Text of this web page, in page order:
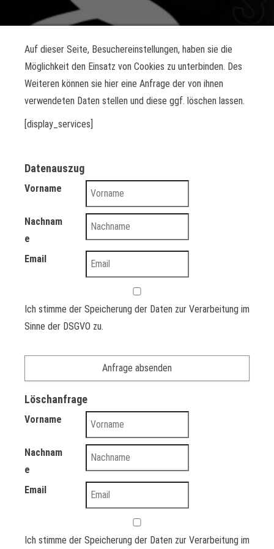
Auf dieser Seite, Besuchereinstellungen, haben sie die
Möglichkeit den Einsatz von Cookies zu unterbinden. Des
Weiteren können sie hier eine Anfrage der von ihnen
verwendeten Daten stellen und diese ggf. löschen lassen.
[display_services]
Datenauszug
Vorname
Nachnam
e
Email
Ich stimme der Speicherung der Daten zur Verarbeitung im
Sinne der DSGVO zu.
Löschanfrage
Vorname
Nachnam
e
Email
Ich stimme der Speicherung der Daten zur Verarbeitung im